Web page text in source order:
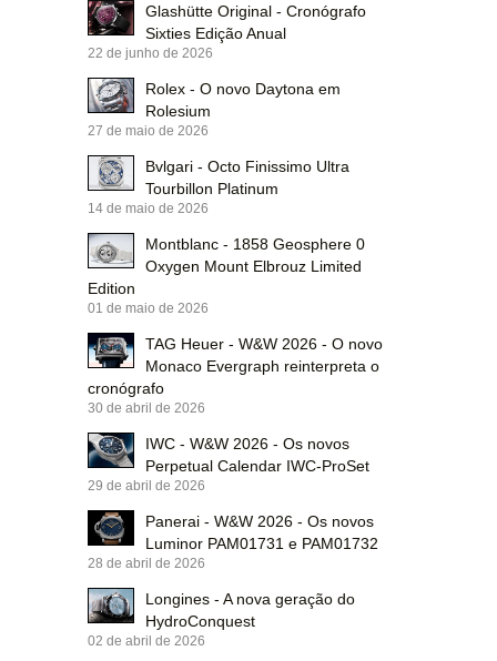
Glashütte Original - Cronógrafo
Sixties Edição Anual
22 de junho de 2026
Rolex - O novo Daytona em
Rolesium
27 de maio de 2026
Bvlgari - Octo Finissimo Ultra
Tourbillon Platinum
14 de maio de 2026
Montblanc - 1858 Geosphere 0
Oxygen Mount Elbrouz Limited
Edition
01 de maio de 2026
TAG Heuer - W&W 2026 - O novo
Monaco Evergraph reinterpreta o
cronógrafo
30 de abril de 2026
IWC - W&W 2026 - Os novos
Perpetual Calendar IWC-ProSet
29 de abril de 2026
Panerai - W&W 2026 - Os novos
Luminor PAM01731 e PAM01732
28 de abril de 2026
Longines - A nova geração do
HydroConquest
02 de abril de 2026